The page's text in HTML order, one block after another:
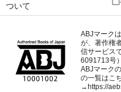
ついて
ABJマーク
が、著作権
信サービス
6091713号
ABJマーク
の一覧はこ
→ https://